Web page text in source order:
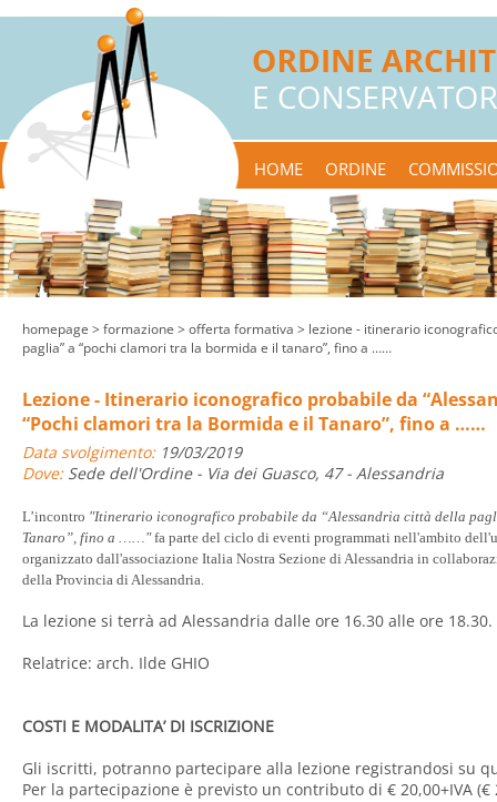
HOME ORDINE
homepage > formazione > offerta formativa > lezione - itinerario
paglia” a “pochi clamori tra la bormida e il tanaro”, fino a ……
Lezione - Itinerario iconografico probabile da
“Pochi clamori tra la Bormida e il Tanaro”, fino a ……
Data svolgimento:19/03/2019
Dove:Sede dell'Ordine - Via dei Guasco, 47 - Alessandria
L’incontro "Itinerario iconografico probabile da “Alessandria città della
Tanaro”, fino a ……"fa parte del ciclo di eventi programmati nell'ambito
organizzato dall'associazione Italia Nostra Sezione di Alessandria in
della Provincia di Alessandria.
La lezione si terrà ad Alessandria dalle ore 16.30 alle ore 18.30.
Relatrice: arch. Ilde GHIO
COSTI E MODALITA’ DI ISCRIZIONE
Gli iscritti, potranno partecipare alla lezione registrandosi su
Per la partecipazione è previsto un contributo di € 20,00+IVA (€